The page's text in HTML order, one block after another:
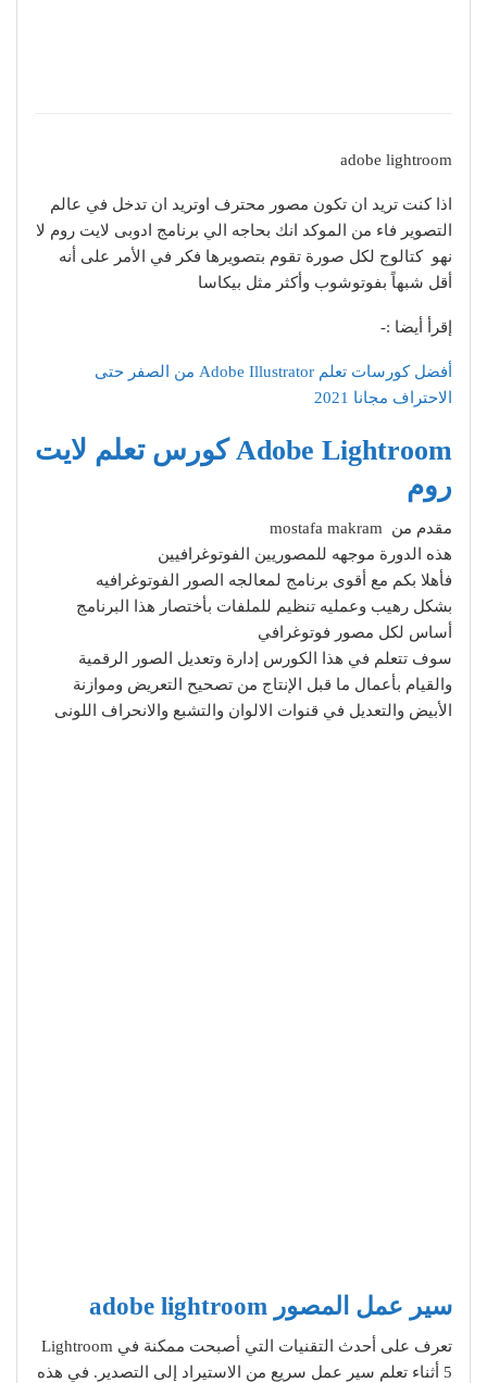
adobe lightroom
اذا كنت تريد ان تكون مصور محترف اوتريد ان تدخل في عالم
التصوير فاء من الموكد انك بحاجه الي برنامج ادوبى لايت روم لا
نهو كتالوج لكل صورة تقوم بتصويرها فكر في الأمر على أنه
أقل شبهاً بفوتوشوب وأكثر مثل بيكاسا
إقرأ أيضا :-
أفضل كورسات تعلم Adobe Illustrator من الصفر حتى
الاحتراف مجانا 2021
Adobe Lightroom كورس تعلم لايت
روم
مقدم من mostafa makram
هذه الدورة موجهه للمصوريين الفوتوغرافيين
فأهلا بكم مع أقوى برنامج لمعالجه الصور الفوتوغرافيه
بشكل رهيب وعمليه تنظيم للملفات بأختصار هذا البرنامج
أساس لكل مصور فوتوغرافي
سوف تتعلم في هذا الكورس إدارة وتعديل الصور الرقمية
والقيام بأعمال ما قبل الإنتاج من تصحيح التعريض وموازنة
الأبيض والتعديل في قنوات الالوان والتشبع والانحراف اللونى
سير عمل المصور adobe lightroom
تعرف على أحدث التقنيات التي أصبحت ممكنة في Lightroom
5 أثناء تعلم سير عمل سريع من الاستيراد إلى التصدير. في هذه